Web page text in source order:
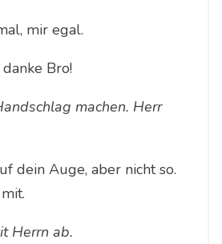
mir egal.
Bro!
machen. Herr
dein Auge, aber nicht so.
Herrn ab.